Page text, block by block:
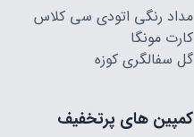
مداد رنگی اتودی سی کلاس
کارت مونگا
گل سفالگری کوزه
کمپین های پرتخفیف